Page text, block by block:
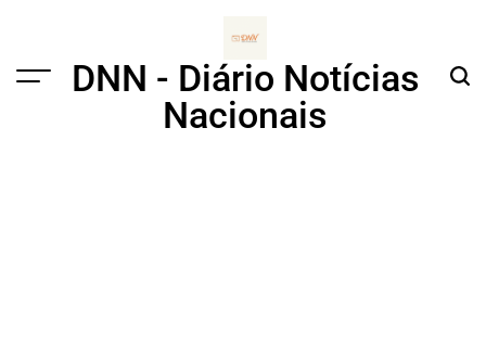
Menu
DNN - Diário Notícias
Nacionais